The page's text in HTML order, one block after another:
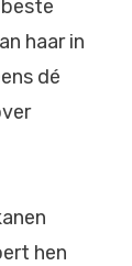
haar in
dé
hen